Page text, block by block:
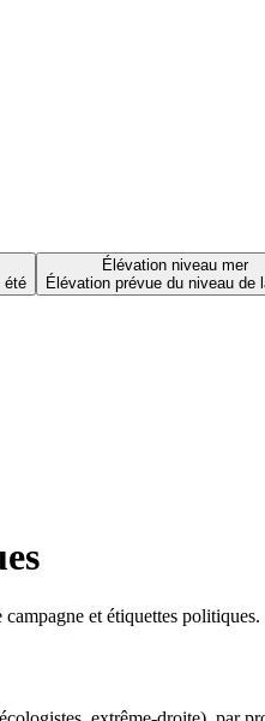
été
Élévation niveau mer
Élévation prévue du niveau de
et étiquettes politiques.